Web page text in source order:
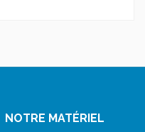
NOTRE MATÉRIEL